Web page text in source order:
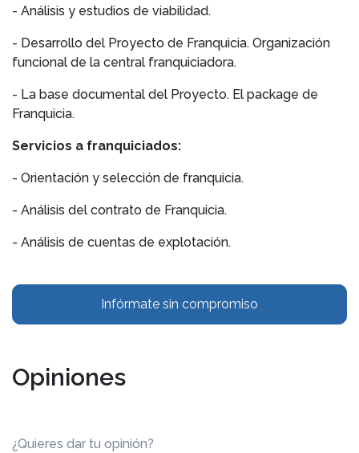
- Análisis y estudios de viabilidad.
- Desarrollo del Proyecto de Franquicia. Organización
funcional de la central franquiciadora.
- La base documental del Proyecto. El package de
Franquicia.
Servicios a franquiciados:
- Orientación y selección de franquicia.
- Análisis del contrato de Franquicia.
- Análisis de cuentas de explotación.
Infórmate sin compromiso
Opiniones
¿Quieres dar tu opinión?